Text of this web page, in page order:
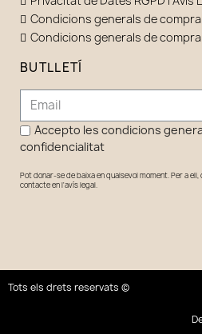
Condicions generals de compra
Condicions generals de compra
BUTLLETÍ
Accepto les condicions
confidencialitat
Pot donar-se de baixa en qualsevol moment. Per a
contacte en l'avís legal.
Tots els drets reservats ©